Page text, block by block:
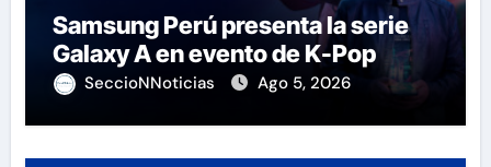
Samsung Perú presenta la serie
Galaxy A en evento de K-Pop
SeccioNNoticias Ago 5, 2026